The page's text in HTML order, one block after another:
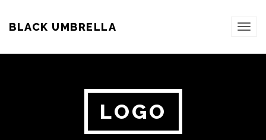
BLACK UMBRELLA
LOGO